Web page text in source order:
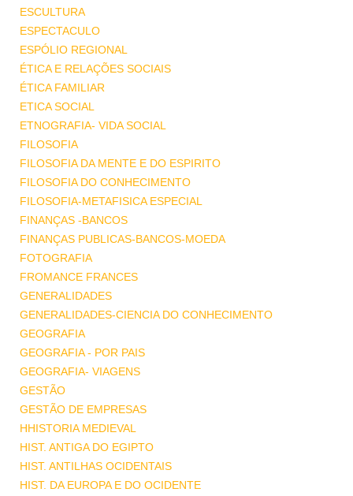
ESCULTURA
ESPECTACULO
ESPÓLIO REGIONAL
ÉTICA E RELAÇÕES SOCIAIS
ÉTICA FAMILIAR
ETICA SOCIAL
ETNOGRAFIA- VIDA SOCIAL
FILOSOFIA
FILOSOFIA DA MENTE E DO ESPIRITO
FILOSOFIA DO CONHECIMENTO
FILOSOFIA-METAFISICA ESPECIAL
FINANÇAS -BANCOS
FINANÇAS PUBLICAS-BANCOS-MOEDA
FOTOGRAFIA
FROMANCE FRANCES
GENERALIDADES
GENERALIDADES-CIENCIA DO CONHECIMENTO
GEOGRAFIA
GEOGRAFIA - POR PAIS
GEOGRAFIA- VIAGENS
GESTÃO
GESTÃO DE EMPRESAS
HHISTORIA MEDIEVAL
HIST. ANTIGA DO EGIPTO
HIST. ANTILHAS OCIDENTAIS
HIST. DA EUROPA E DO OCIDENTE